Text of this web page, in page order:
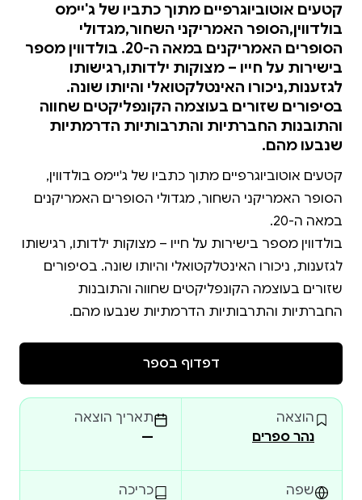
קטעים אוטוביוגרפיים מתוך כתביו של ג'יימס
בולדווין,הסופר האמריקני השחור,מגדולי
הסופרים האמריקנים במאה ה-20. בולדווין מספר
בישירות על חייו – מצוקות ילדותו,רגישותו
לגזענות,ניכורו האינטלקטואלי והיותו שונה.
בסיפורים שזורים בעוצמה הקונפליקטים שחווה
והתובנות החברתיות והתרבותיות הדרמתיות
שנבעו מהם.
קטעים אוטוביוגרפיים מתוך כתביו של ג'יימס בולדווין,
הסופר האמריקני השחור, מגדולי הסופרים האמריקנים
בולדווין מספר בישירות על חייו – מצוקות ילדותו, רגישותו
לגזענות, ניכורו האינטלקטואלי והיותו שונה. בסיפורים
שזורים בעוצמה הקונפליקטים שחווה והתובנות
החברתיות והתרבותיות הדרמתיות שנבעו מהם.
דפדוף בספר
הוצאה
נהר ספרים
תאריך הוצאה
—
שפה
כריכה